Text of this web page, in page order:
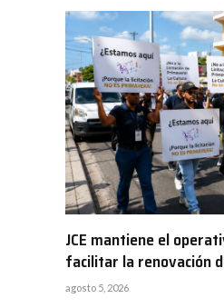
JCE mantiene el
facilitar la renovación
agosto 5, 2026